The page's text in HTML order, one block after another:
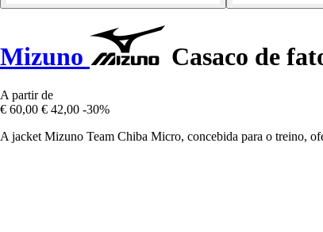
Mizuno Casaco de
A partir de
€ 60,00 € 42,00 -30%
A jacket Mizuno Team Chiba Micro, concebida para o treino,